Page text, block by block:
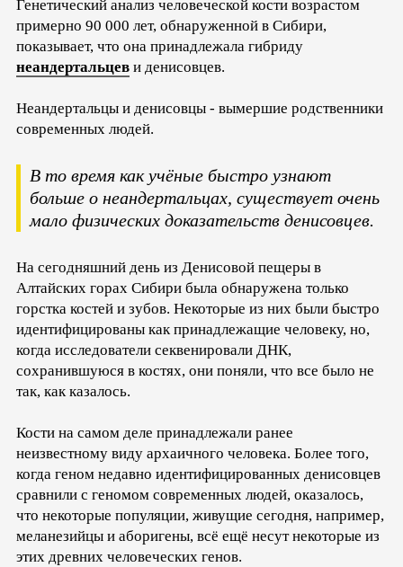
Генетический анализ человеческой кости возрастом
примерно 90 000 лет, обнаруженной в Сибири,
показывает, что она принадлежала гибриду
неандертальцев и денисовцев.
Неандертальцы и денисовцы - вымершие родственники
современных людей.
В то время как учёные быстро узнают
больше о неандертальцах, существует очень
мало физических доказательств денисовцев.
На сегодняшний день из Денисовой пещеры в
Алтайских горах Сибири была обнаружена только
горстка костей и зубов. Некоторые из них были быстро
идентифицированы как принадлежащие человеку, но,
когда исследователи секвенировали ДНК,
сохранившуюся в костях, они поняли, что все было не
так, как казалось.
Кости на самом деле принадлежали ранее
неизвестному виду архаичного человека. Более того,
когда геном недавно идентифицированных денисовцев
сравнили с геномом современных людей, оказалось,
что некоторые популяции, живущие сегодня, например,
меланезийцы и аборигены, всё ещё несут некоторые из
этих древних человеческих генов.